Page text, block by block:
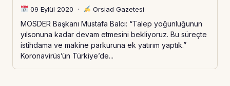
09 Eylül 2020 · Orsiad Gazetesi
MOSDER Başkanı Mustafa Balcı: “Talep yoğunluğunun
yılsonuna kadar devam etmesini bekliyoruz. Bu süreçte
istihdama ve makine parkuruna ek yatırım yaptık.”
Koronavirüs’ün Türkiye’de...